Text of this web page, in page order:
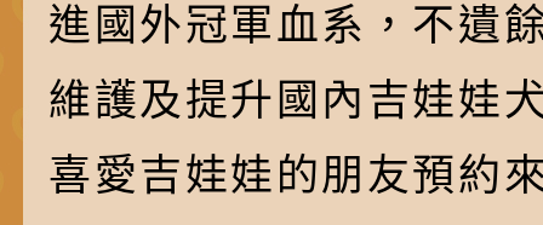
進國外冠軍血系，不遺
維護及提升國內吉娃娃
喜愛吉娃娃的朋友預約